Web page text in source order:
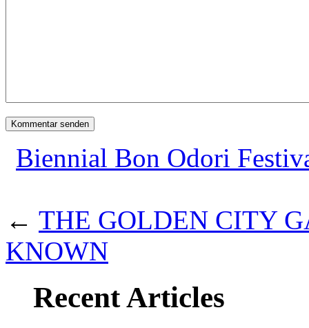
Biennial Bon Odori
← THE GOLDEN CITY
KNOWN
Recent Articles